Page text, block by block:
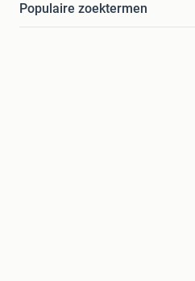
Populaire zoektermen